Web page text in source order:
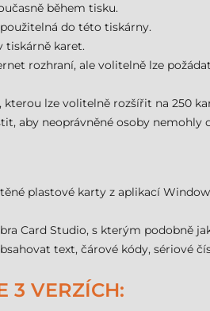
během tisku.
do této tiskárny.
tiskárně karet.
rozhraní, ale volitelně lze
lze volitelně rozšířit na 250
aby neoprávněné osoby nemohly
plastové karty z aplikací
Card Studio, s kterým podobně
text, čárové kódy, sériové
3 VERZÍCH: